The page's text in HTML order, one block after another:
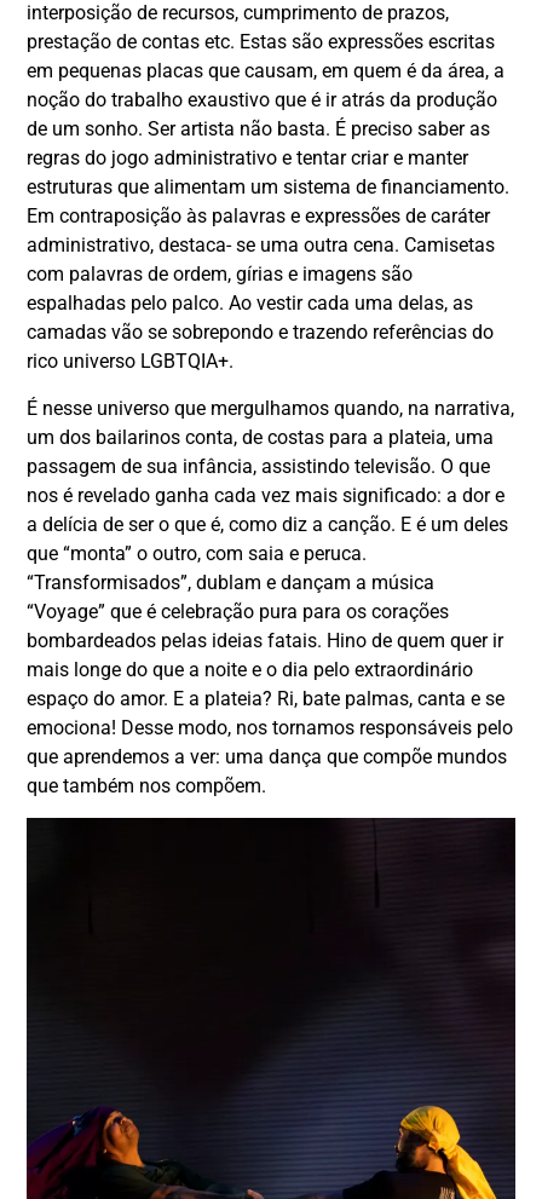
interposição de recursos, cumprimento de prazos,
prestação de contas etc. Estas são expressões escritas
em pequenas placas que causam, em quem é da área, a
noção do trabalho exaustivo que é ir atrás da produção
de um sonho. Ser artista não basta. É preciso saber as
regras do jogo administrativo e tentar criar e manter
estruturas que alimentam um sistema de financiamento.
Em contraposição às palavras e expressões de caráter
administrativo, destaca- se uma outra cena. Camisetas
com palavras de ordem, gírias e imagens são
espalhadas pelo palco. Ao vestir cada uma delas, as
camadas vão se sobrepondo e trazendo referências do
rico universo LGBTQIA+.
É nesse universo que mergulhamos quando, na narrativa,
um dos bailarinos conta, de costas para a plateia, uma
passagem de sua infância, assistindo televisão. O que
nos é revelado ganha cada vez mais significado: a dor e
a delícia de ser o que é, como diz a canção. E é um deles
que “monta” o outro, com saia e peruca.
“Transformisados”, dublam e dançam a música
“Voyage” que é celebração pura para os corações
bombardeados pelas ideias fatais. Hino de quem quer ir
mais longe do que a noite e o dia pelo extraordinário
espaço do amor. E a plateia? Ri, bate palmas, canta e se
emociona! Desse modo, nos tornamos responsáveis pelo
que aprendemos a ver: uma dança que compõe mundos
que também nos compõem.